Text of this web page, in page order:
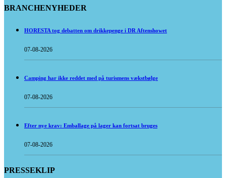
BRANCHENYHEDER
HORESTA tog debatten om drikkepenge i DR Aftenshowet
07-08-2026
Camping har ikke reddet med på turismens vækstbølge
07-08-2026
Efter nye krav: Emballage på lager kan fortsat bruges
07-08-2026
PRESSEKLIP